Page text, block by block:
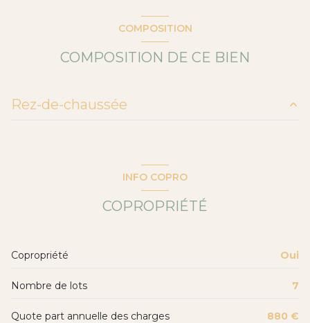
COMPOSITION
COMPOSITION DE CE BIEN
Rez-de-chaussée
CHAMBRE 3
MEZZANINE
10 m²
BUREAU
6 m²
INFO COPRO
COPROPRIÉTÉ
Copropriété Oui
Nombre de lots 7
Quote part annuelle des charges 880 €